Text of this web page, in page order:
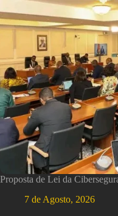
Proposta de Lei da
7 de Agosto, 2026